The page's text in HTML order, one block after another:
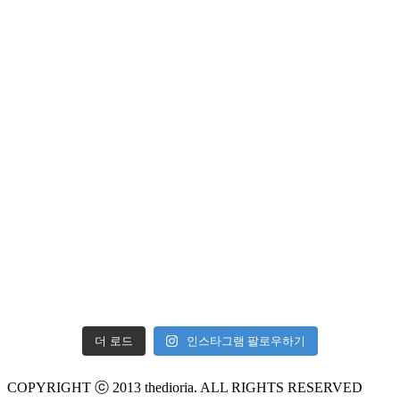
더 로드 인스타그램 팔로우하기
COPYRIGHT ⓒ 2013 thedioria. ALL RIGHTS RESERVED